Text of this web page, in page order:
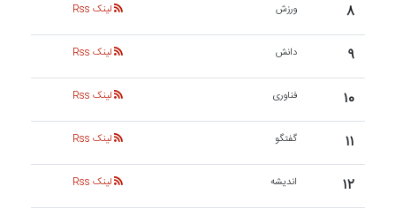
۸ ورزش لینک Rss
۹ دانش لینک Rss
۱۰ فناوری لینک Rss
۱۱ گفتگو لینک Rss
۱۲ اندیشه لینک Rss